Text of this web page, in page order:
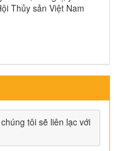
Thủy sản Việt Nam
tôi sẽ liên lạc với